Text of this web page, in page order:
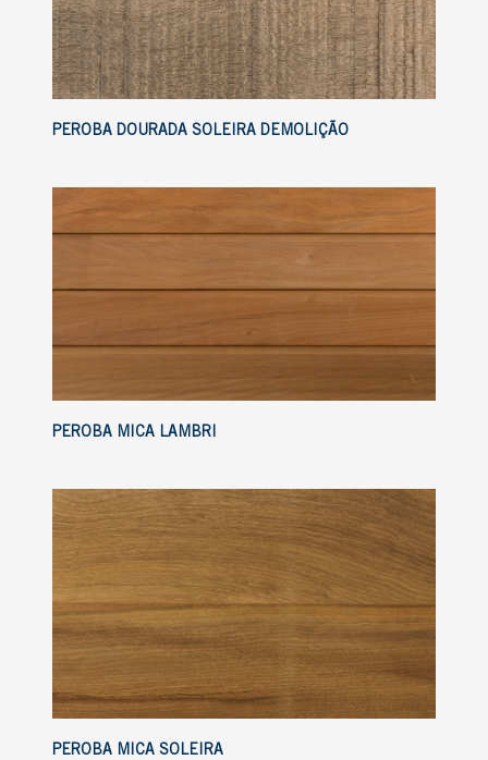
PEROBA DOURADA SOLEIRA DEMOLIÇÃO
PEROBA MICA LAMBRI
PEROBA MICA SOLEIRA